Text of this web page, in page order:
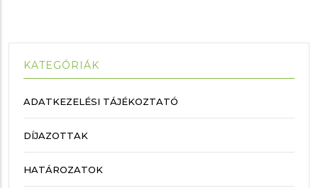
KATEGÓRIÁK
ADATKEZELÉSI TÁJÉKOZTATÓ
DÍJAZOTTAK
HATÁROZATOK